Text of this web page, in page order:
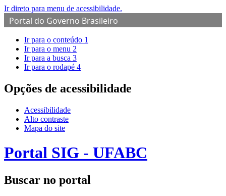
Ir direto para menu de acessibilidade.
Portal do Governo Brasileiro
Ir para o conteúdo 1
Ir para o menu 2
Ir para a busca 3
Ir para o rodapé 4
Opções de acessibilidade
Acessibilidade
Alto contraste
Mapa do site
Portal SIG - UFABC
Buscar no portal